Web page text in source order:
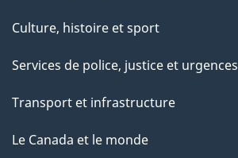
Culture, histoire et sport
Services de police, justice et urgences
Transport et infrastructure
Le Canada et le monde